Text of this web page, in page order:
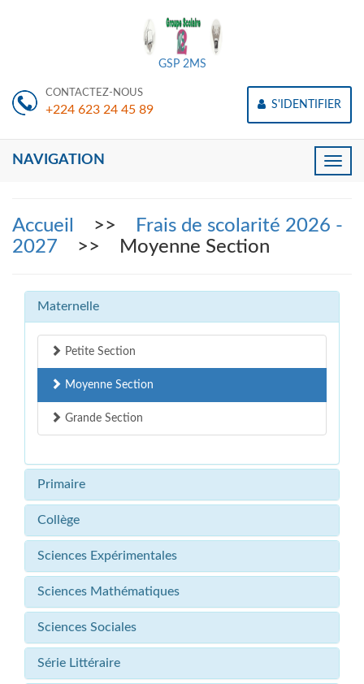
GSP 2MS
CONTACTEZ-NOUS
+224 623 24 45 89 S'IDENTIFIER
Toggle
NAVIGATION
Accueil >>
Frais de scolarité 2026 -
2027
>> Moyenne Section
Maternelle
Petite Section
Moyenne Section
Grande Section
Primaire
Collège
Sciences Expérimentales
Sciences Mathématiques
Sciences Sociales
Série Littéraire